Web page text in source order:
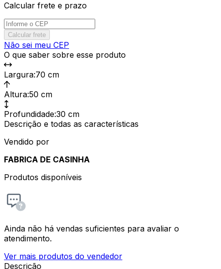
Calcular frete e prazo
Calcular frete
Não sei meu CEP
O que saber sobre esse produto
Largura:70 cm
Altura:50 cm
Profundidade:30 cm
Descrição e todas as características
Vendido por
FABRICA DE CASINHA
Produtos disponíveis
Ainda não há vendas suficientes para avaliar o
atendimento.
Ver mais produtos do vendedor
Descrição